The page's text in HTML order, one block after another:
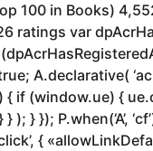
100 in Books)
ratings var
A.declarative(
if (window.ue) {
} }); P.when(‘A’,
{